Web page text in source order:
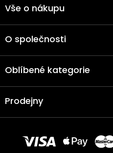
Vše o nákupu
O společnosti
Oblíbené kategorie
Prodejny